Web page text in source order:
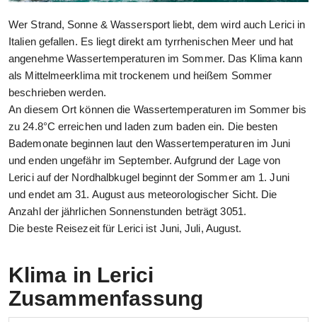
Wer Strand, Sonne & Wassersport liebt, dem wird auch Lerici in
Italien gefallen. Es liegt direkt am tyrrhenischen Meer und hat
angenehme Wassertemperaturen im Sommer. Das Klima kann
als Mittelmeerklima mit trockenem und heißem Sommer
beschrieben werden.
An diesem Ort können die Wassertemperaturen im Sommer bis
zu 24.8°C erreichen und laden zum baden ein. Die besten
Bademonate beginnen laut den Wassertemperaturen im Juni
und enden ungefähr im September. Aufgrund der Lage von
Lerici auf der Nordhalbkugel beginnt der Sommer am 1. Juni
und endet am 31. August aus meteorologischer Sicht. Die
Anzahl der jährlichen Sonnenstunden beträgt 3051.
Die beste Reisezeit für Lerici ist Juni, Juli, August.
Klima in Lerici
Zusammenfassung